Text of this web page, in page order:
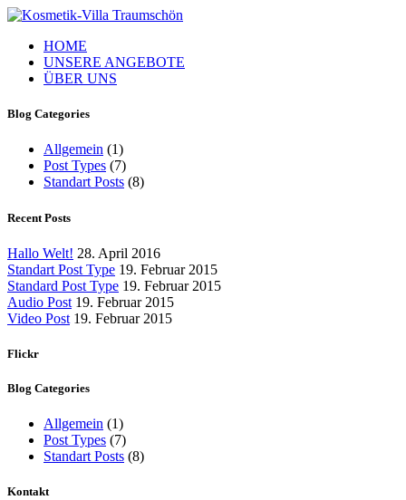
HOME
UNSERE ANGEBOTE
ÜBER UNS
Blog Categories
Allgemein (1)
Post Types (7)
Standart Posts (8)
Recent Posts
Hallo Welt! 28. April 2016
Standart Post Type 19. Februar 2015
Standard Post Type 19. Februar 2015
Audio Post 19. Februar 2015
Video Post 19. Februar 2015
Flickr
Blog Categories
Allgemein (1)
Post Types (7)
Standart Posts (8)
Kontakt